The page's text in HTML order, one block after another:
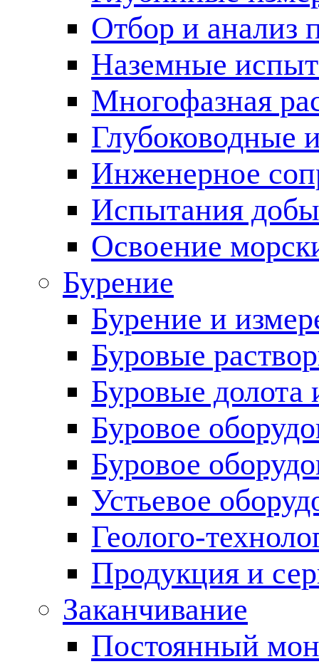
Отбор и анализ
Наземные
Многофазная
Глубоководные
Инженерное
Испытания
Освоение
Бурение
Бурение и
Буровые
Буровые долота
Буровое
Буровое
Устьевое
Геолого-
Продукция и
Заканчивание
Постоянный